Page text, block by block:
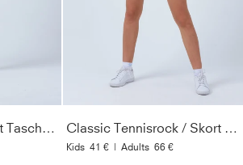
Tennis Leggings mit Taschen lang, schwarz Classic Tennisrock / Skort mit Taschen, weiß
Kids 41 € | Adults 66 €